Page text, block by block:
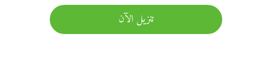
تنزيل الآن